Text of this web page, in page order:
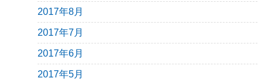
2017年8月
2017年7月
2017年6月
2017年5月